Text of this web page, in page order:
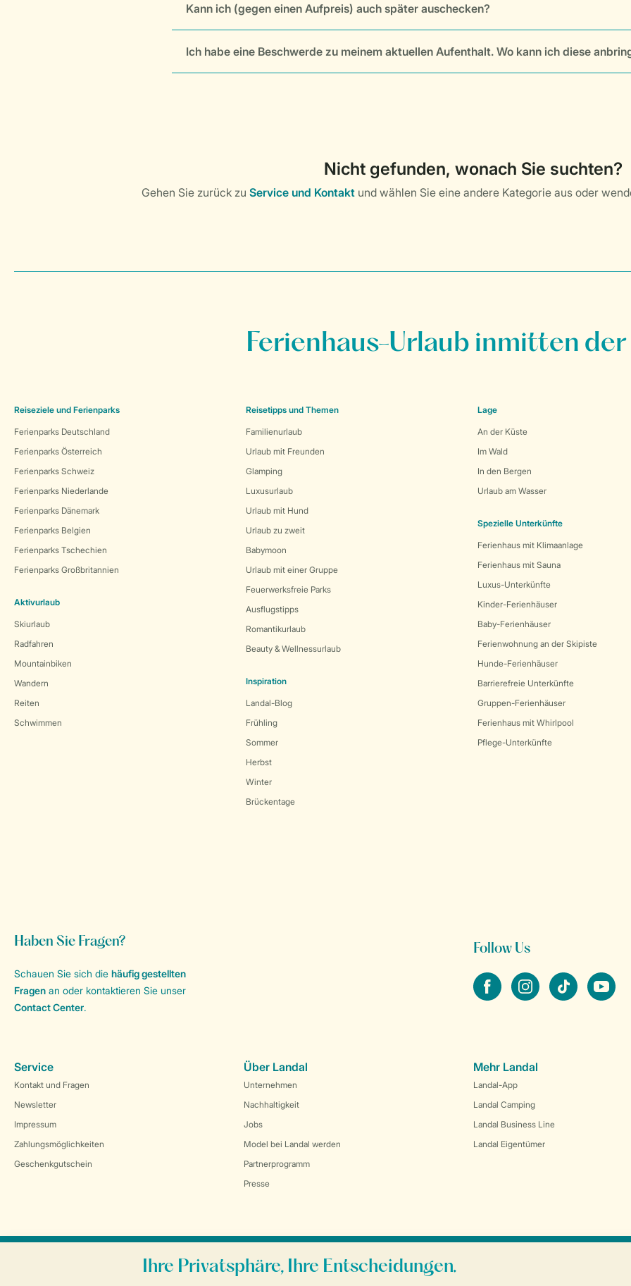
Kann ich (gegen einen Aufpreis) auch später auschecken?
Ich habe eine Beschwerde zu meinem aktuellen Aufenthalt. Wo kann ich diese
Sicher und schnell zur Online-Buchung
Ferienhaus-Urlaub inmitten
Reiseziele und Ferienparks
Ferienparks Deutschland
Ferienparks Österreich
Ferienparks Schweiz
Ferienparks Niederlande
Ferienparks Dänemark
Ferienparks Belgien
Ferienparks Tschechien
Ferienparks Großbritannien
Aktivurlaub
Skiurlaub
Radfahren
Mountainbiken
Wandern
Reiten
Schwimmen
Reisetipps und Themen
Familienurlaub
Urlaub mit Freunden
Glamping
Luxusurlaub
Urlaub mit Hund
Urlaub zu zweit
Babymoon
Urlaub mit einer Gruppe
Feuerwerksfreie Parks
Ausflugstipps
Romantikurlaub
Beauty & Wellnessurlaub
Inspiration
Landal-Blog
Frühling
Sommer
Herbst
Winter
Brückentage
Lage
An der Küste
Im Wald
In den Bergen
Urlaub am Wasser
Spezielle Unterkünfte
Ferienhaus mit Klimaanlage
Ferienhaus mit Sauna
Luxus-Unterkünfte
Kinder-Ferienhäuser
Baby-Ferienhäuser
Ferienwohnung an der Skipiste
Hunde-Ferienhäuser
Barrierefreie Unterkünfte
Gruppen-Ferienhäuser
Ferienhaus mit Whirlpool
Pflege-Unterkünfte
Haben Sie Fragen?
Schauen Sie sich die häufig gestellten
Fragen an oder kontaktieren Sie unser
Contact Center.
Follow Us
facebookinstagramtiktok youtube
Service
Kontakt und Fragen
Newsletter
Impressum
Zahlungsmöglichkeiten
Geschenkgutschein
Über Landal
Unternehmen
Nachhaltigkeit
Jobs
Model bei Landal werden
Partnerprogramm
Presse
Mehr Landal
Landal-App
Landal Camping
Landal Business Line
Landal Eigentümer